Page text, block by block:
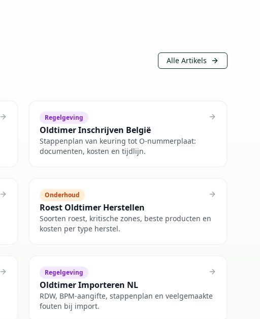
Alle Artikels
Regelgeving
Oldtimer Inschrijven België
Stappenplan van keuring tot O-nummerplaat:
documenten, kosten en tijdlijn.
Onderhoud
Roest Oldtimer Herstellen
Soorten roest, kritische zones, beste producten en
kosten per type herstel.
Regelgeving
Oldtimer Importeren NL
RDW, BPM-aangifte, stappenplan en veelgemaakte
fouten bij import.